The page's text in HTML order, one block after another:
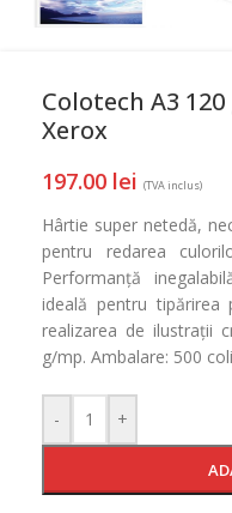
Colotech A3
Xerox
197.00 lei (TVA inclus)
Hârtie super netedă,
pentru redarea
Performanță
ideală pentru tipărirea
realizarea de ilustrații
g/mp. Ambalare: 500
- +